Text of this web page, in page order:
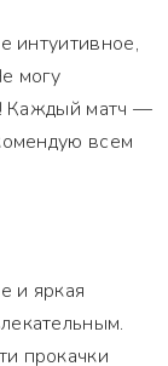
интуитивное,
могу
Каждый матч —
всем
и яркая
прокачки